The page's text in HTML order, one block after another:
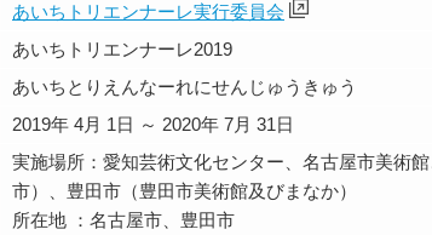
あいちトリエンナーレ実行委員会
あいちトリエンナーレ2019
あいちとりえんなーれにせんじゅうきゅう
2019年 4月 1日 ～ 2020年 7月 31日
実施場所：愛知芸術文化センター、名古屋市美術
市）、豊田市（豊田市美術館及びまなか）
所在地 ：名古屋市、豊田市